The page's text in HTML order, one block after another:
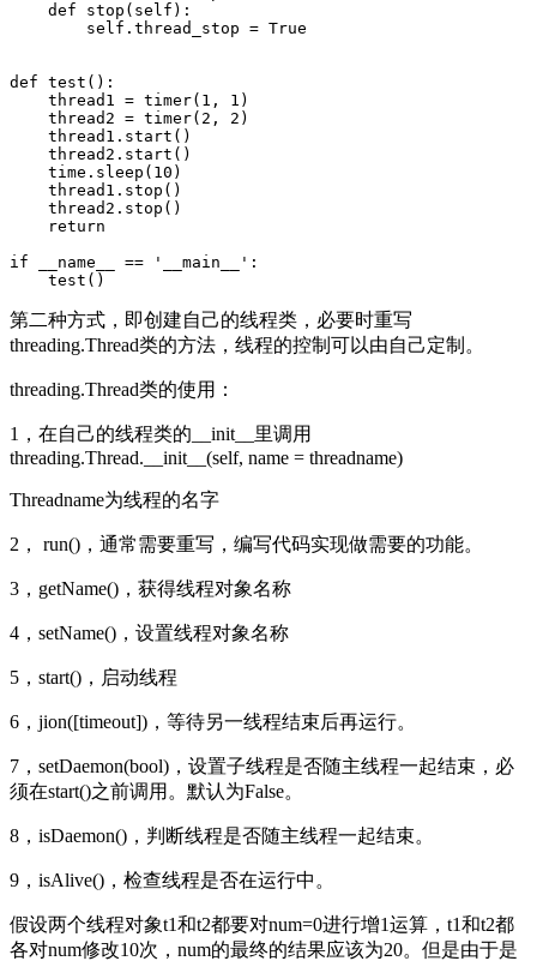
    def stop(self):
        self.thread_stop = True
def test():
    thread1 = timer(1, 1)
    thread2 = timer(2, 2)
    thread1.start()
    thread2.start()
    time.sleep(10)
    thread1.stop()
    thread2.stop()
    return
if __name__ == '__main__':
第二种方式，即创建自己的线程类，必要时重写
threading.Thread类的方法，线程的控制可以由自己定制。
threading.Thread类的使用：
1，在自己的线程类的__init__里调用
threading.Thread.__init__(self, name = threadname)
Threadname为线程的名字
2， run()，通常需要重写，编写代码实现做需要的功能。
3，getName()，获得线程对象名称
4，setName()，设置线程对象名称
5，start()，启动线程
6，jion([timeout])，等待另一线程结束后再运行。
7，setDaemon(bool)，设置子线程是否随主线程一起结束，必
须在start()之前调用。默认为False。
8，isDaemon()，判断线程是否随主线程一起结束。
9，isAlive()，检查线程是否在运行中。
假设两个线程对象t1和t2都要对num=0进行增1运算，t1和t2都
各对num修改10次，num的最终的结果应该为20。但是由于是